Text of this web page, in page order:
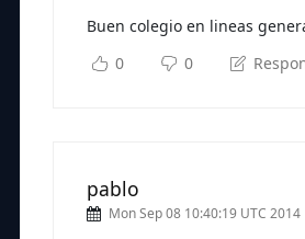
Buen colegio en lineas
0
0
pablo
Mon Sep 08 10:40:19 UTC 2014